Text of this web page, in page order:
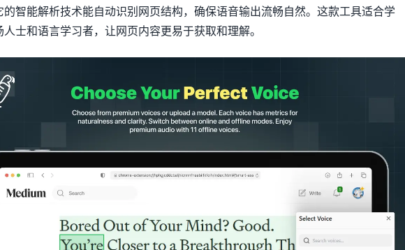
的智能解析技术能自动识别网页结构，确保语音输出流畅自然。这款工具适合学
人士和语言学习者，让网页内容更易于获取和理解。